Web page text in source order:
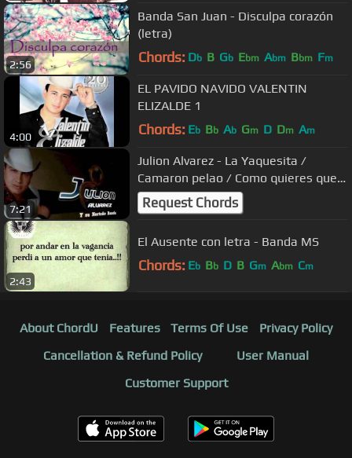
2:56
Banda San Juan - Disculpa corazón
(letra)
Chords: Db B Gb Ebm Abm Bbm Fm
4:00
EL PAVIDO NAVIDO VALENTIN
ELIZALDE 1
Chords: Eb Bb Ab Gm D Dm Am
7:21
Julion Alvarez - La Yaquesita /
Camaron pelao / Como quieres que
te quiera
Request Chords
2:43
El Ausente con letra - Banda MS
Chords: Eb Bb D B Gm Abm Cm
About ChordU Features Terms Of Use
Privacy Policy
Cancellation & Refund Policy
User Manual
Customer Support